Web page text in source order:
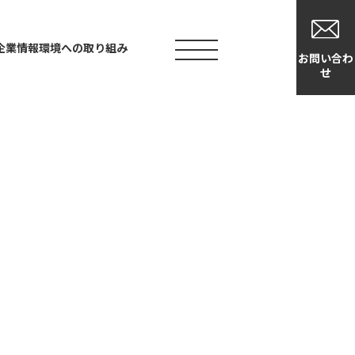
業情報環境への取り組み
お問い合わ
せ